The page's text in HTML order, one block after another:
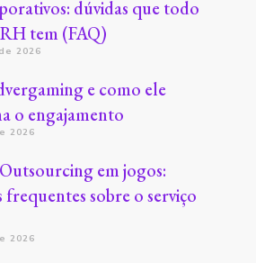
dúvidas que todo
tem (FAQ)
2026
e como ele
o engajamento
2026
em jogos:
sobre o serviço
2026